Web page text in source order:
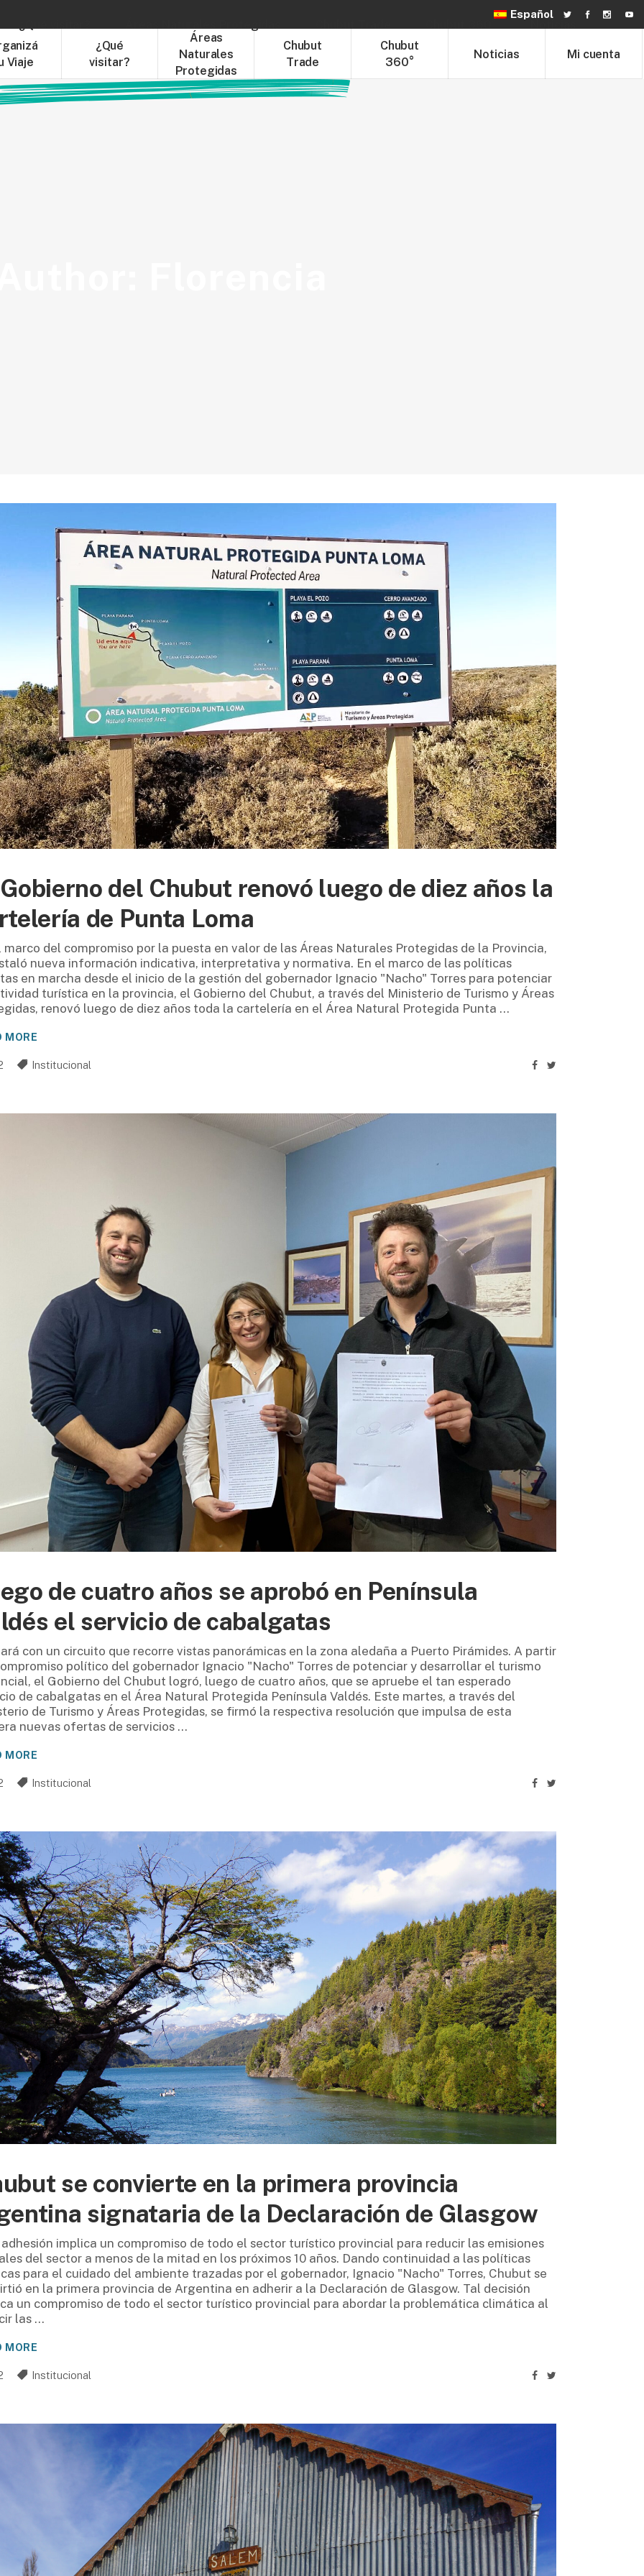
Español
Viaje
¿Qué
visitar?
Áreas
Naturales
Protegidas
Chubut
Trade
Chubut
360°
Noticias Mi cuenta
del Chubut renovó luego de diez años la
de Punta Loma
marco del compromiso por la puesta en valor de las Áreas Naturales Protegidas de la Provincia,
nueva información indicativa, interpretativa y normativa. En el marco de las políticas
en marcha desde el inicio de la gestión del gobernador Ignacio "Nacho" Torres para potenciar
turística en la provincia, el Gobierno del Chubut, a través del Ministerio de Turismo y Áreas
renovó luego de diez años toda la cartelería en el Área Natural Protegida Punta
MORE
Institucional
de cuatro años se aprobó en Península
el servicio de cabalgatas
con un circuito que recorre vistas panorámicas en la zona aledaña a Puerto Pirámides. A partir
político del gobernador Ignacio "Nacho" Torres de potenciar y desarrollar el turismo
el Gobierno del Chubut logró, luego de cuatro años, que se apruebe el tan esperado
de cabalgatas en el Área Natural Protegida Península Valdés. Este martes, a través del
de Turismo y Áreas Protegidas, se firmó la respectiva resolución que impulsa de esta
nuevas ofertas de servicios
MORE
Institucional
se convierte en la primera provincia
signataria de la Declaración de Glasgow
implica un compromiso de todo el sector turístico provincial para reducir las emisiones
del sector a menos de la mitad en los próximos 10 años. Dando continuidad a las políticas
para el cuidado del ambiente trazadas por el gobernador, Ignacio "Nacho" Torres, Chubut se
en la primera provincia de Argentina en adherir a la Declaración de Glasgow. Tal decisión
un compromiso de todo el sector turístico provincial para abordar la problemática climática al
las
MORE
Institucional